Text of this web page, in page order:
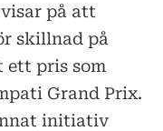
på att
skillnad på
ett pris som
Grand Prix.
initiativ